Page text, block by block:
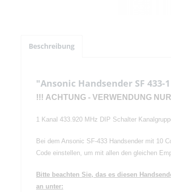
Beschreibung
"Ansonic Handsender SF 433-
!!! ACHTUNG - VERWENDUNG
1 Kanal 433.920 MHz DIP Schalter
Bei dem Ansonic SF-433 Handsender mit 10
Code einstellen, um mit allen den gleichen
Bitte beachten Sie, das es diesen
an unter: